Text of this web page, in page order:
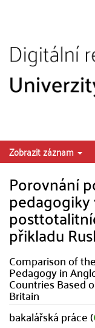
Zobrazit záznam
Porovnání
přikladu
Comparison of
Pedagogy in
Countries Based
Britain
bakalářská práce (